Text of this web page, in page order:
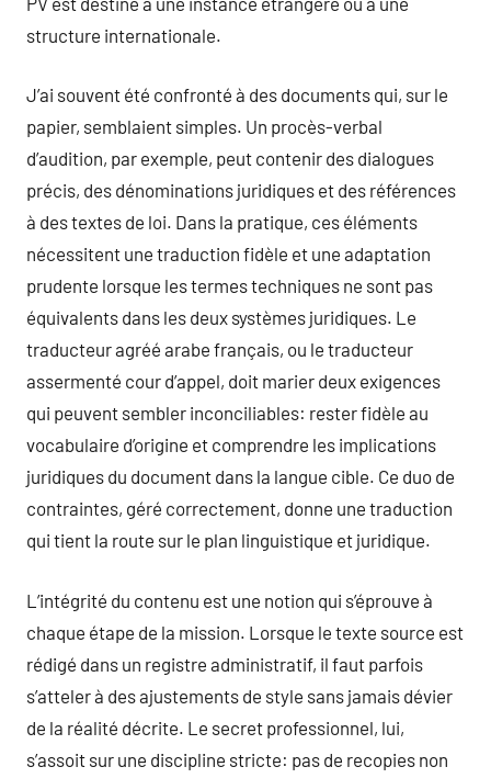
structure internationale.
J’ai souvent été confronté à des documents qui, sur le
papier, semblaient simples. Un procès-verbal
d’audition, par exemple, peut contenir des dialogues
précis, des dénominations juridiques et des références
à des textes de loi. Dans la pratique, ces éléments
nécessitent une traduction fidèle et une adaptation
prudente lorsque les termes techniques ne sont pas
équivalents dans les deux systèmes juridiques. Le
traducteur agréé arabe français, ou le traducteur
assermenté cour d’appel, doit marier deux exigences
qui peuvent sembler inconciliables: rester fidèle au
vocabulaire d’origine et comprendre les implications
juridiques du document dans la langue cible. Ce duo de
contraintes, géré correctement, donne une traduction
qui tient la route sur le plan linguistique et juridique.
L’intégrité du contenu est une notion qui s’éprouve à
chaque étape de la mission. Lorsque le texte source est
rédigé dans un registre administratif, il faut parfois
s’atteler à des ajustements de style sans jamais dévier
de la réalité décrite. Le secret professionnel, lui,
s’assoit sur une discipline stricte: pas de recopies non